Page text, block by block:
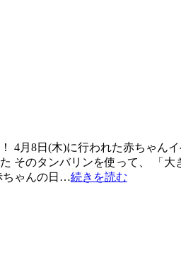
4月8日(木)に行われた赤ちゃん
そのタンバリンを使って、 「
ちゃんの日…続きを読む